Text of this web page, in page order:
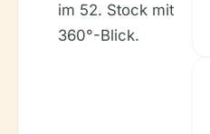
im 52. Stock mit
360°-Blick.